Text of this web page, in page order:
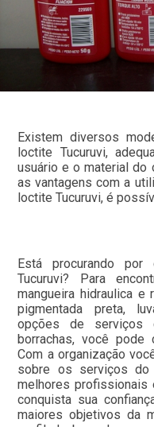
Existem diversos
loctite Tucuruvi,
usuário e o material do
as vantagens com a
loctite Tucuruvi, é
Está procurando por
Tucuruvi? Para
mangueira hidraulica e
pigmentada preta,
opções de serviços
borrachas, você pode
Com a organização
sobre os serviços
melhores profissionais
conquista sua
maiores objetivos da